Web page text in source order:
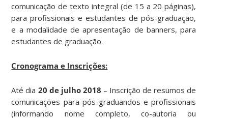
comunicação de texto integral (de 15 a 20 páginas),
para profissionais e estudantes de pós-graduação,
e a modalidade de apresentação de banners, para
estudantes de graduação.
Cronograma e Inscrições:
Até dia 20 de julho 2018 – Inscrição de resumos de
comunicações para pós-graduandos e profissionais
(informando nome completo, co-autoria ou